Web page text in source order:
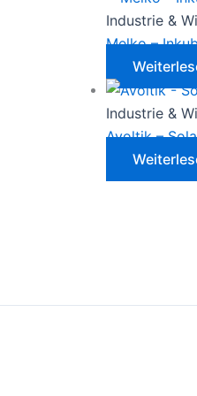
Industrie &
Melko –
Industrie &
Avoltik –